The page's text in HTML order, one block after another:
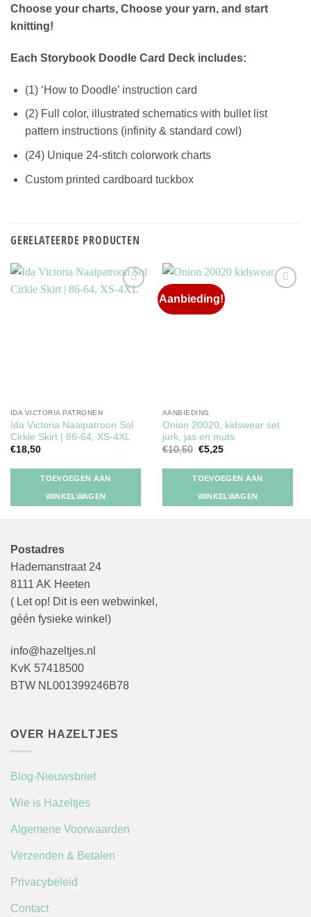
Choose your charts, Choose your yarn, and start
knitting!
Each Storybook Doodle Card Deck includes:
(1) ‘How to Doodle’ instruction card
(2) Full color, illustrated schematics with bullet list
pattern instructions (infinity & standard cowl)
(24) Unique 24-stitch colorwork charts
Custom printed cardboard tuckbox
GERELATEERDE PRODUCTEN
IDA VICTORIA PATRONEN
Ida Victoria Naaipatroon Sol
Cirkle Skirt | 86-64, XS-4XL
€18,50
TOEVOEGEN AAN
WINKELWAGEN
Aanbieding!
AANBIEDING
Onion 20020, kidswear set
jurk, jas en muts
€10,50 Oorspronkelijke
was:
€10,50.
€5,25Huidige
is:
€5,25.
TOEVOEGEN AAN
WINKELWAGEN
Postadres
Hademanstraat 24
8111 AK Heeten
( Let op! Dit is een webwinkel,
géén fysieke winkel)
info@hazeltjes.nl
KvK 57418500
BTW NL001399246B78
OVER HAZELTJES
Blog-Nieuwsbrief
Wie is Hazeltjes
Algemene Voorwaarden
Verzenden & Betalen
Privacybeleid
Contact